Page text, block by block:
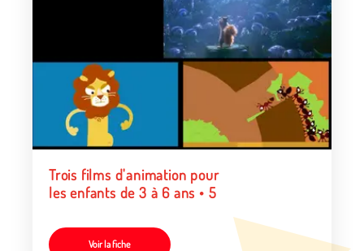
Trois films d'animation pour
les enfants de 3 à 6 ans • 5
Voir la fiche